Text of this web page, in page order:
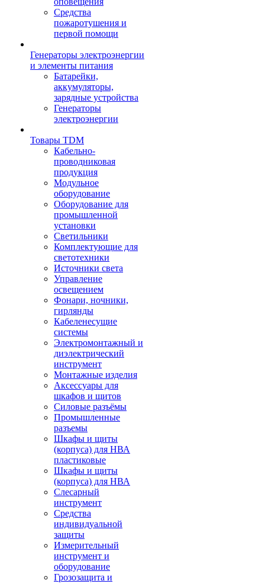
Средства
пожаротушения и
первой помощи
Генераторы электроэнергии
и элементы питания
Батарейки,
аккумуляторы,
зарядные устройства
Генераторы
электроэнергии
Товары TDM
Кабельно-
проводниковая
продукция
Модульное
оборудование
Оборудование для
промышленной
установки
Светильники
Комплектующие для
светотехники
Источники света
Управление
освещением
Фонари, ночники,
гирлянды
Кабеленесущие
системы
Электромонтажный и
диэлектрический
инструмент
Монтажные изделия
Аксессуары для
шкафов и щитов
Силовые разъёмы
Промышленные
разъемы
Шкафы и щиты
(корпуса) для НВА
пластиковые
Шкафы и щиты
(корпуса) для НВА
Слесарный
инструмент
Средства
индивидуальной
защиты
Измерительный
инструмент и
оборудование
Грозозащита и